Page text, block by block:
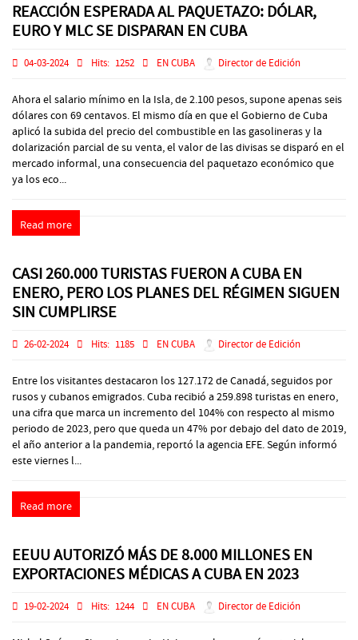
REACCIÓN ESPERADA AL PAQUETAZO: DÓLAR,
EURO Y MLC SE DISPARAN EN CUBA
04-03-2024 Hits: 1252 EN CUBA Director de Edición
Ahora el salario mínimo en la Isla, de 2.100 pesos, supone apenas seis
dólares con 69 centavos. El mismo día en que el Gobierno de Cuba
aplicó la subida del precio del combustible en las gasolineras y la
dolarización parcial de su venta, el valor de las divisas se disparó en el
mercado informal, una consecuencia del paquetazo económico que
ya los eco...
Read more
CASI 260.000 TURISTAS FUERON A CUBA EN
ENERO, PERO LOS PLANES DEL RÉGIMEN SIGUEN
SIN CUMPLIRSE
26-02-2024 Hits: 1185 EN CUBA Director de Edición
Entre los visitantes destacaron los 127.172 de Canadá, seguidos por
rusos y cubanos emigrados. Cuba recibió a 259.898 turistas en enero,
una cifra que marca un incremento del 104% con respecto al mismo
periodo de 2023, pero que queda un 47% por debajo del dato de 2019,
el año anterior a la pandemia, reportó la agencia EFE. Según informó
este viernes l...
Read more
EEUU AUTORIZÓ MÁS DE 8.000 MILLONES EN
EXPORTACIONES MÉDICAS A CUBA EN 2023
19-02-2024 Hits: 1244 EN CUBA Director de Edición